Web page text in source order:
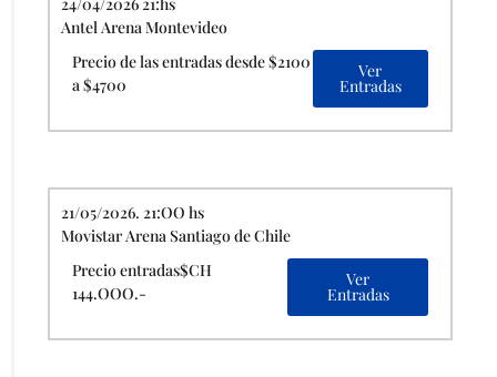
Antel Arena Montevideo
Precio de las entradas desde $2100
a $4700
Ver
Entradas
21/05/2026. 21:OO hs
Movistar Arena Santiago de Chile
Precio entradas$CH
144.OOO.-
Ver
Entradas